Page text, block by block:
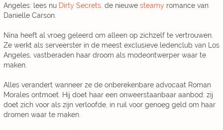
Angeles: lees nu Dirty Secrets, de nieuwe steamy romance van
Danielle Carson.
Nina heeft al vroeg geleerd om alleen op zichzelf te vertrouwen.
Ze werkt als serveerster in de meest exclusieve ledenclub van Los
Angeles, vastberaden haar droom als modeontwerper waar te
maken.
Alles verandert wanneer ze de onberekenbare advocaat Roman
Morales ontmoet. Hij doet haar een onweerstaanbaar aanbod: zij
doet zich voor als zijn verloofde, in ruil voor genoeg geld om haar
dromen waar te maken.